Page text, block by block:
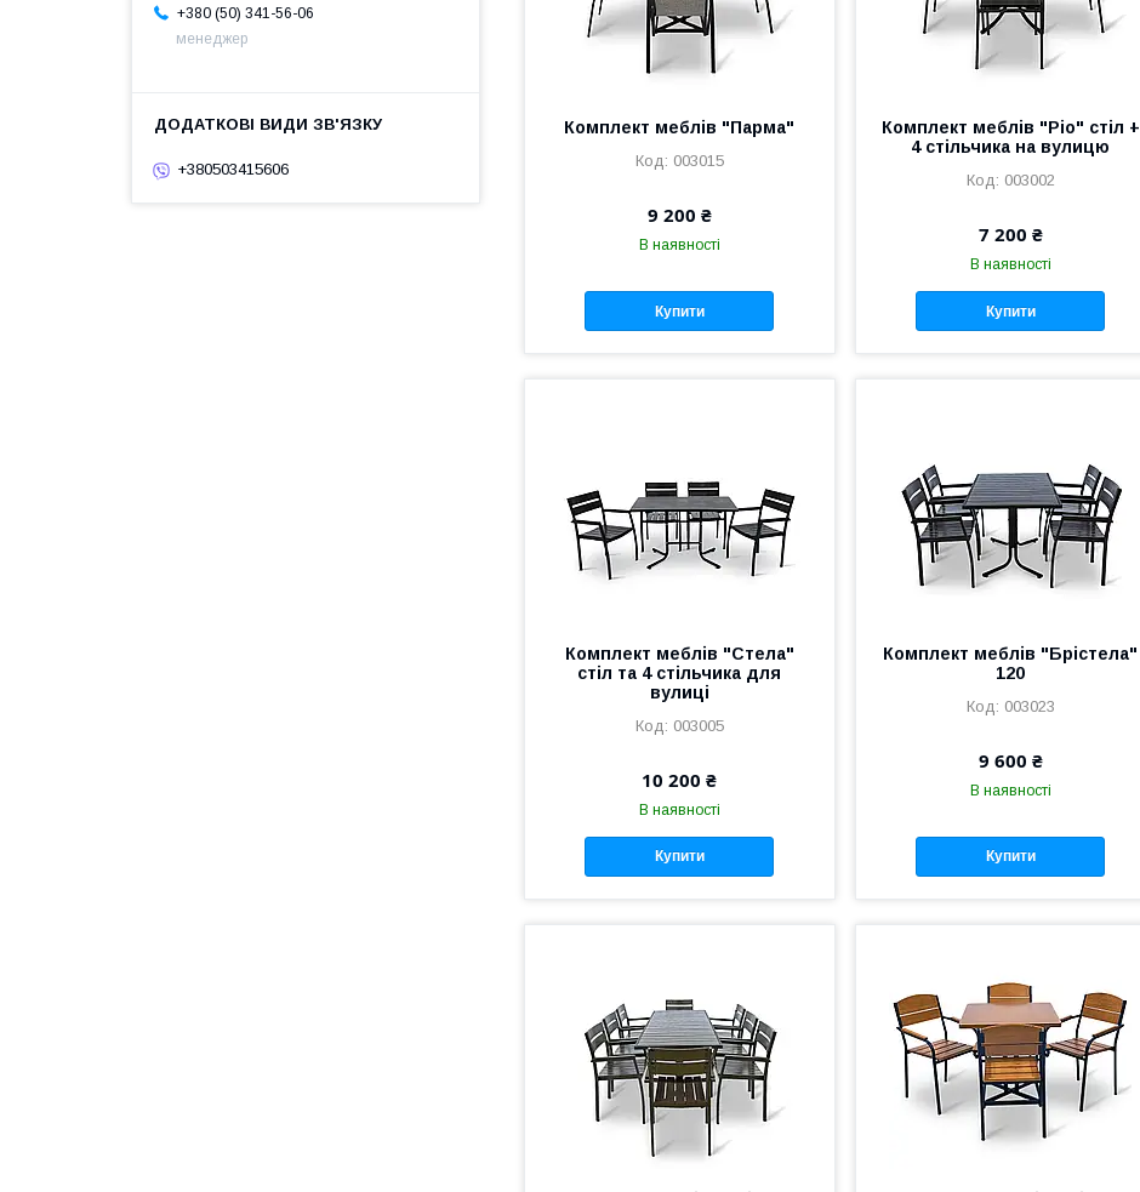
Комплект меблів "Парма"
003015
9 200 ₴
В наявності
Купити
Комплект меблів "Ріо" стіл +
4 стільчика на вулицю
003002
7 200 ₴
В наявності
Купити
Комплект меблів "Стела"
стіл та 4 стільчика для
вулиці
003005
10 200 ₴
В наявності
Купити
Комплект меблів "Брістела"
120
003023
9 600 ₴
В наявності
Купити
+380 (50) 341-56-06
менеджер
+380503415606